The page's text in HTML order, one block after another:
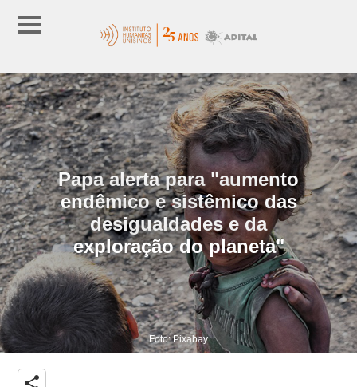
Papa alerta para "aumento
endêmico e sistêmico das
desigualdades e da
exploração do planeta"
Foto: Pixabay
share